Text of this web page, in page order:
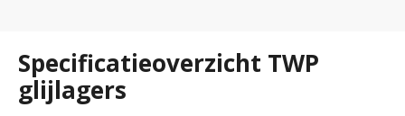
Specificatieoverzicht TWP
glijlagers